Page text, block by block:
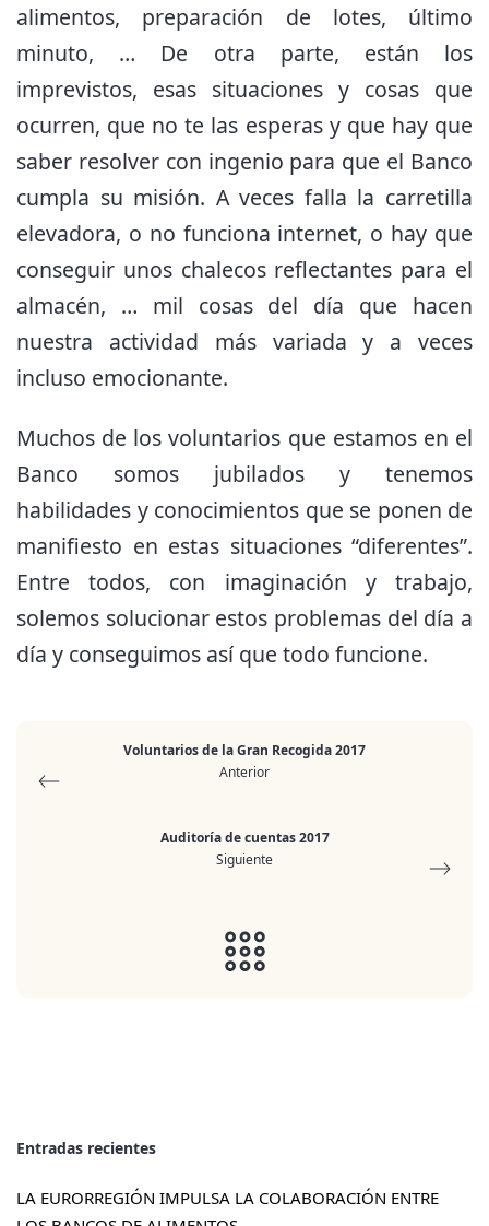
alimentos, preparación de lotes, último
minuto, … De otra parte, están los
imprevistos, esas situaciones y cosas que
ocurren, que no te las esperas y que hay que
saber resolver con ingenio para que el Banco
cumpla su misión. A veces falla la carretilla
elevadora, o no funciona internet, o hay que
conseguir unos chalecos reflectantes para el
almacén, … mil cosas del día que hacen
nuestra actividad más variada y a veces
incluso emocionante.
Muchos de los voluntarios que estamos en el
Banco somos jubilados y tenemos
habilidades y conocimientos que se ponen de
manifiesto en estas situaciones “diferentes”.
Entre todos, con imaginación y trabajo,
solemos solucionar estos problemas del día a
día y conseguimos así que todo funcione.
Voluntarios de la Gran Recogida 2017
Anterior
Auditoría de cuentas 2017
Siguiente
Entradas recientes
LA EURORREGIÓN IMPULSA LA COLABORACIÓN ENTRE